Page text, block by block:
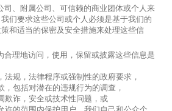
司、附属公司、可信赖的商业团体或个人来
们要求这些公司或个人必须是基于我们的
和适当的保密及安全措施来处理这些信
合理地访问，使用，保留或披露这些信息是
法规，法律程序或强制性的政府要求，
，包括对潜在的违规行为的调查，
欺诈，安全或技术性问题，或